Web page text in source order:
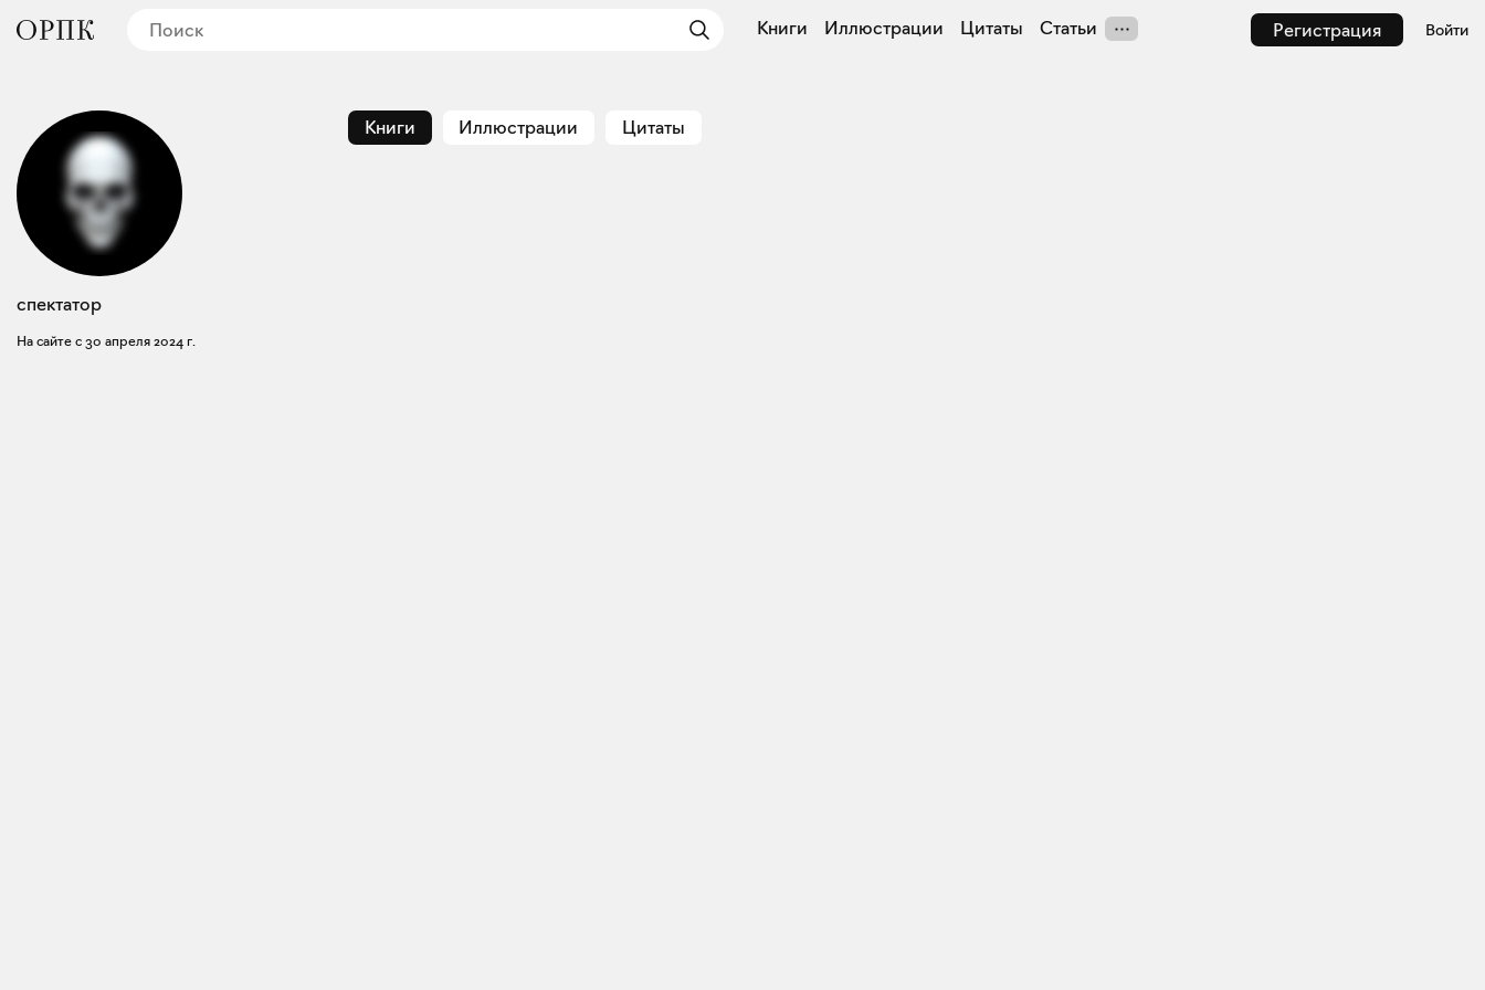
Регистрация Войти
Книги Иллюстрации Цитаты Статьи
спектатор
На сайте с 30 апреля 2024 г.
Книги Иллюстрации Цитаты